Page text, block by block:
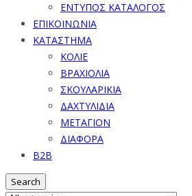
ΕΝΤΥΠΟΣ ΚΑΤΑΛΟΓΟΣ
ΕΠΙΚΟΙΝΩΝΙΑ
ΚΑΤΑΣΤΗΜΑ
ΚΟΛΙΕ
ΒΡΑΧΙΟΛΙΑ
ΣΚΟΥΛΑΡΙΚΙΑ
ΔΑΧΤΥΛΙΔΙΑ
ΜΕΤΑΓΙΟΝ
ΔΙΑΦΟΡΑ
B2B
Search